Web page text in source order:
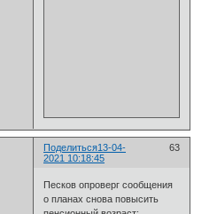
Поделиться 63
13-04-
2021 10:18:45
Песков опроверг сообщения
о планах снова повысить